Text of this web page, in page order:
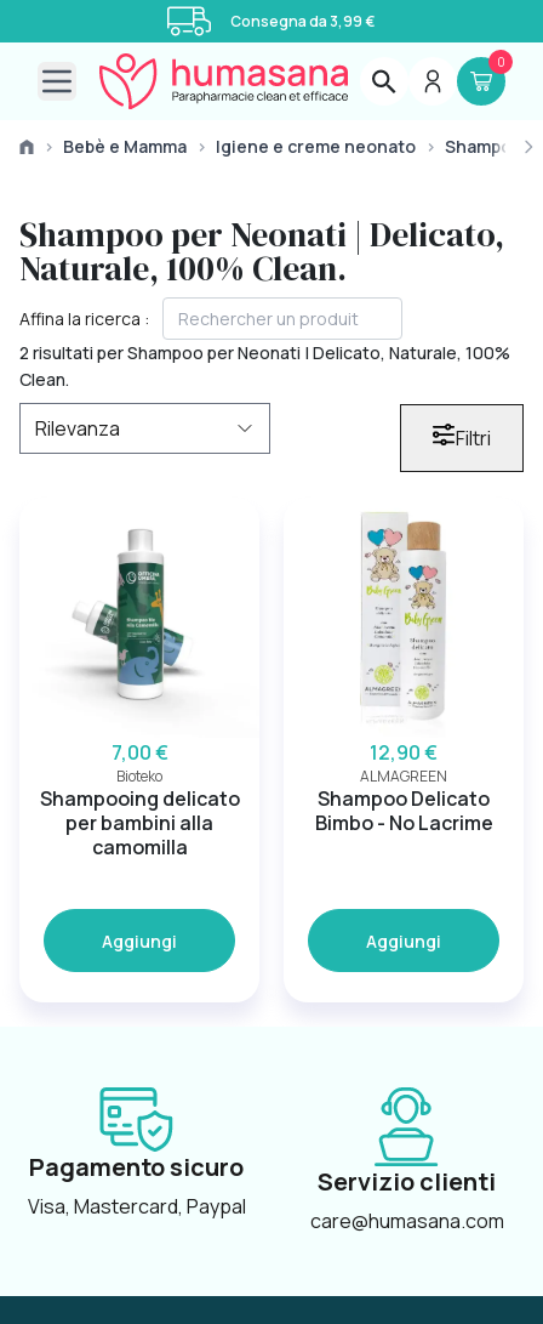
Consegna da 3,99 €
Open main menu
0
› Bebè e Mamma › Igiene e creme neonato › Shampoo
Shampoo per Neonati | Delicato,
Naturale, 100% Clean.
Affina la ricerca :
2 risultati per Shampoo per Neonati | Delicato, Naturale, 100%
Clean.
Filtri
7,00 €
Bioteko
Shampooing delicato
per bambini alla
camomilla
Aggiungi
12,90 €
ALMAGREEN
Shampoo Delicato
Bimbo - No Lacrime
Aggiungi
Pagamento sicuro
Visa, Mastercard, Paypal
Servizio clienti
care@humasana.com